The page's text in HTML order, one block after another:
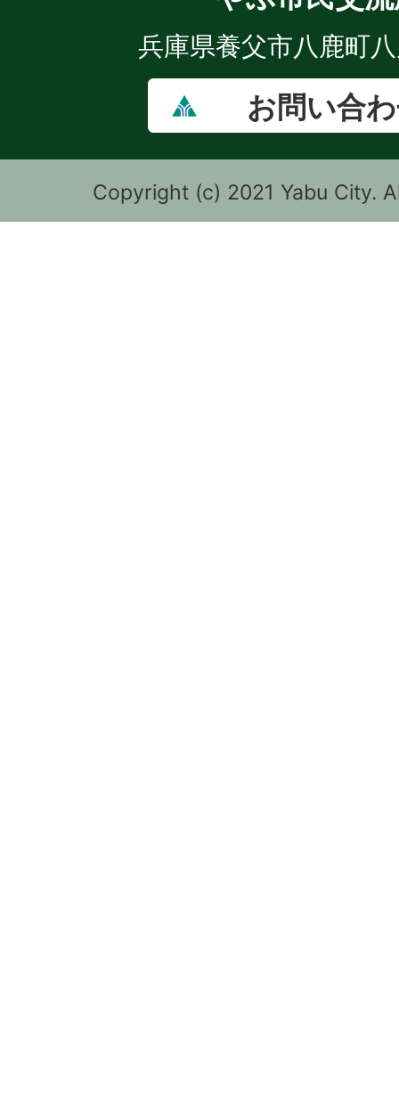
兵庫県養父市八鹿町
お問い合
Copyright (c) 2021 Yabu City.